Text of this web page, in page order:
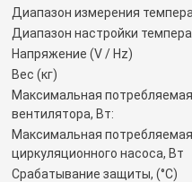
Диапазон измерения
Диапазон настройки
Напряжение (V / Hz)
Вес (кг)
Максимальная потребляемая
вентилятора, Вт:
Максимальная потребляемая
циркуляционного насоса, Вт
Срабатывание защиты, (°C)